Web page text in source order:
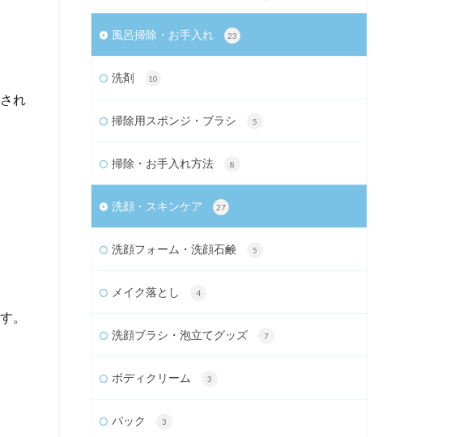
され
。
風呂掃除・お手入れ 23
洗剤 10
掃除用スポンジ・ブラシ 5
掃除・お手入れ方法 8
洗顔・スキンケア 27
洗顔フォーム・洗顔石鹸 5
メイク落とし 4
洗顔ブラシ・泡立てグッズ 7
ボディクリーム 3
パック 3